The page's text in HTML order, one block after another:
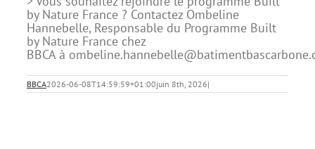
by Nature France ? Contactez Ombeline
Hannebelle, Responsable du Programme Built
by Nature France chez
BBCA à
BBCA2026-06-08T14:59:59+01:00juin 8th, 2026|